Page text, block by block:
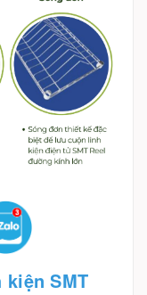
kiện SMT